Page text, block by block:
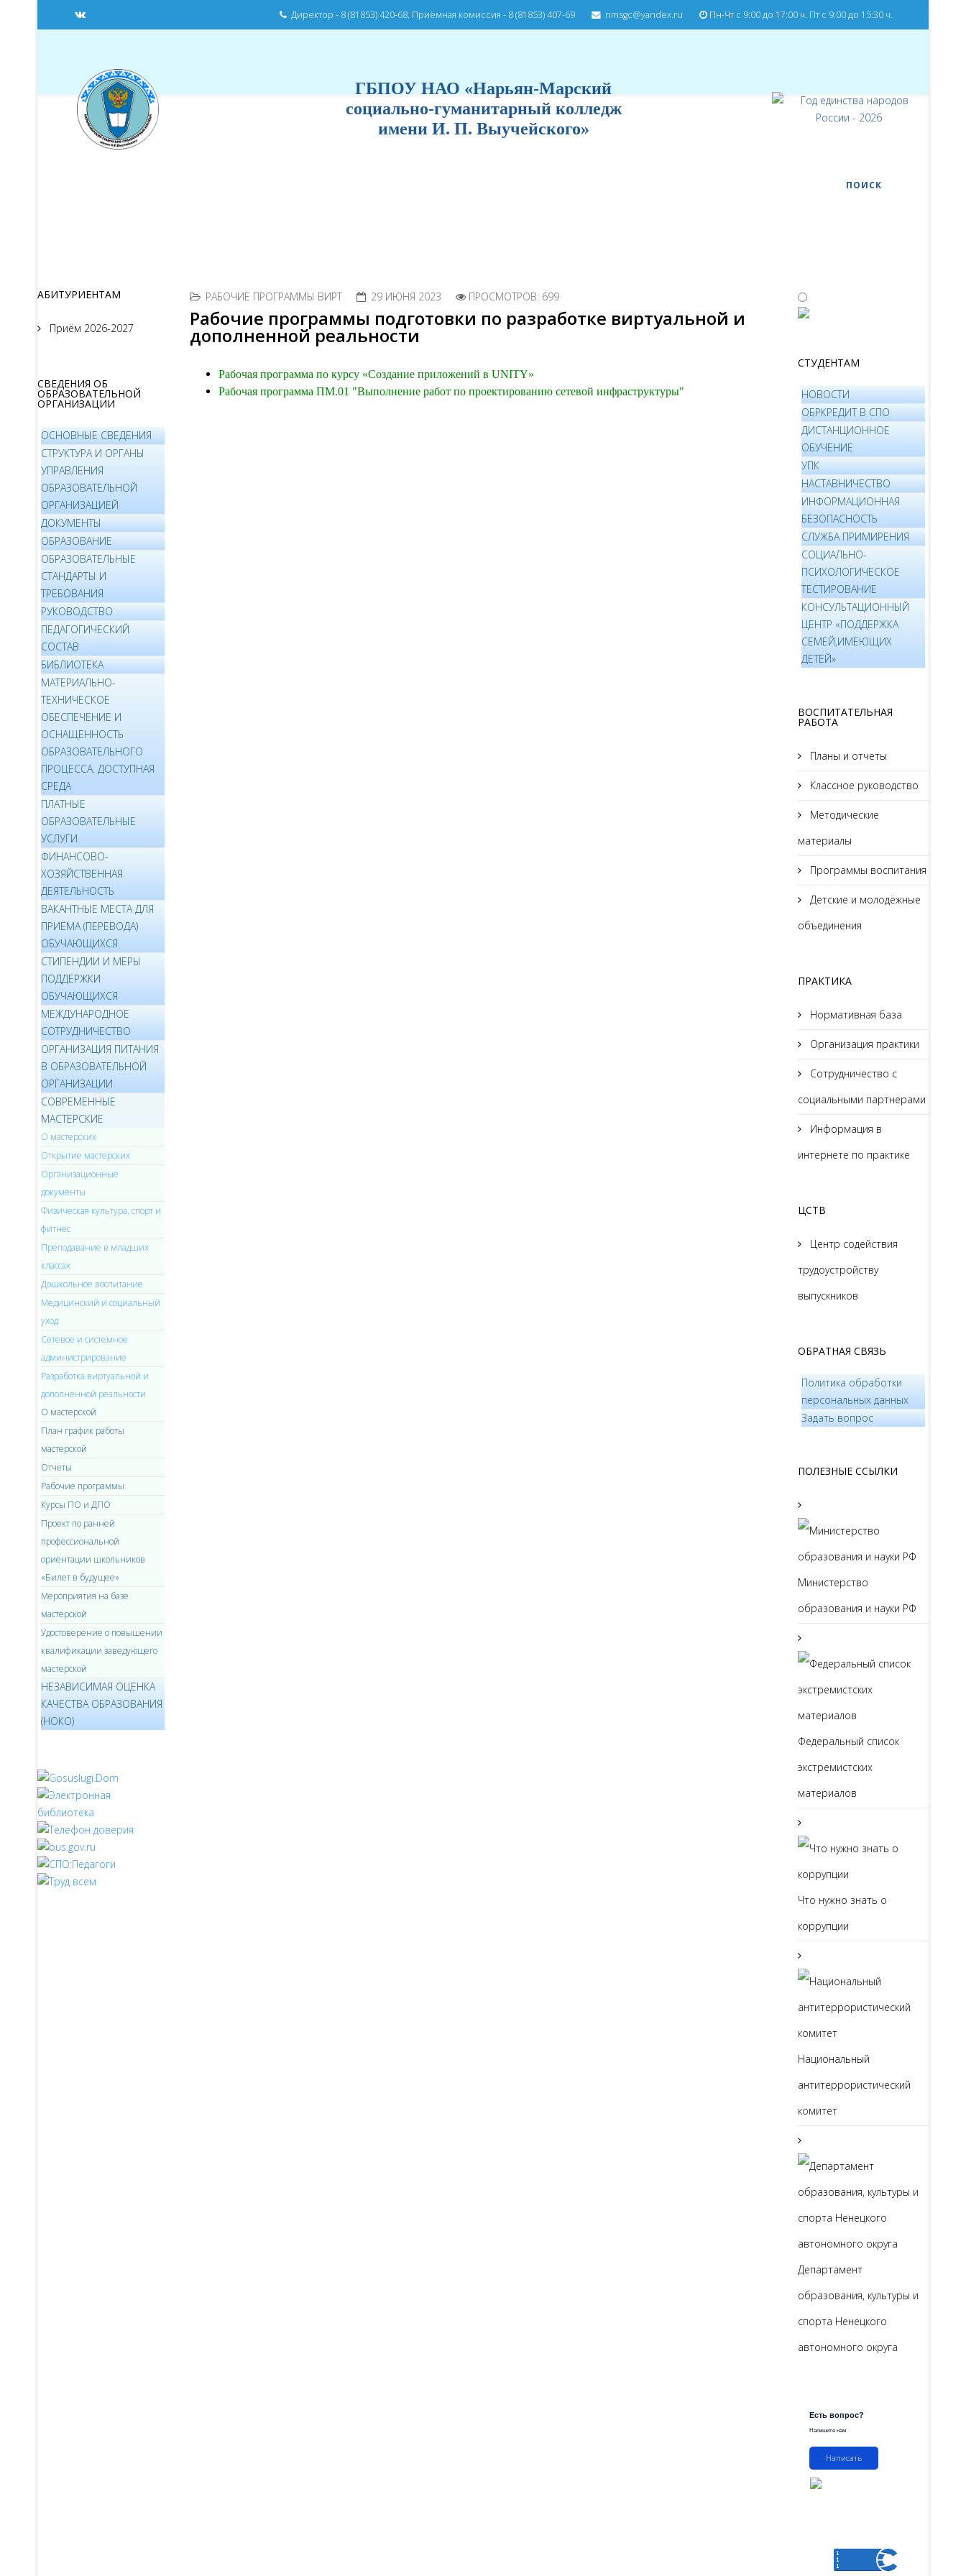
Директор - 8 (81853) 420-68. Приёмная комиссия - 8 (81853) 407-69 nmsgc@yandex.ru Пн-Чт с 9:00 до 17:00 ч. Пт с 9:00 до 15:30 ч.
ГБПОУ НАО «Нарьян-Марский
социально-гуманитарный колледж
имени И. П. Выучейского»
ПОИСК
АБИТУРИЕНТАМ
Приём 2026-2027
СВЕДЕНИЯ ОБ
ОБРАЗОВАТЕЛЬНОЙ
ОРГАНИЗАЦИИ
ОСНОВНЫЕ СВЕДЕНИЯ
СТРУКТУРА И ОРГАНЫ
УПРАВЛЕНИЯ
ОБРАЗОВАТЕЛЬНОЙ
ОРГАНИЗАЦИЕЙ
ДОКУМЕНТЫ
ОБРАЗОВАНИЕ
ОБРАЗОВАТЕЛЬНЫЕ
СТАНДАРТЫ И
ТРЕБОВАНИЯ
РУКОВОДСТВО
ПЕДАГОГИЧЕСКИЙ
СОСТАВ
БИБЛИОТЕКА
МАТЕРИАЛЬНО-
ТЕХНИЧЕСКОЕ
ОБЕСПЕЧЕНИЕ И
ОСНАЩЕННОСТЬ
ОБРАЗОВАТЕЛЬНОГО
ПРОЦЕССА. ДОСТУПНАЯ
СРЕДА
ПЛАТНЫЕ
ОБРАЗОВАТЕЛЬНЫЕ
УСЛУГИ
ФИНАНСОВО-
ХОЗЯЙСТВЕННАЯ
ДЕЯТЕЛЬНОСТЬ
ВАКАНТНЫЕ МЕСТА ДЛЯ
ПРИЁМА (ПЕРЕВОДА)
ОБУЧАЮЩИХСЯ
СТИПЕНДИИ И МЕРЫ
ПОДДЕРЖКИ
ОБУЧАЮЩИХСЯ
МЕЖДУНАРОДНОЕ
СОТРУДНИЧЕСТВО
ОРГАНИЗАЦИЯ ПИТАНИЯ
В ОБРАЗОВАТЕЛЬНОЙ
ОРГАНИЗАЦИИ
СОВРЕМЕННЫЕ
МАСТЕРСКИЕ
О мастерских
Открытие мастерских
Организационные
документы
Физическая культура, спорт и
фитнес
Преподавание в младших
классах
Дошкольное воспитание
Медицинский и социальный
уход
Cетевое и системное
администрирование
Разработка виртуальной и
дополненной реальности
О мастерской
План график работы
мастерской
Отчеты
Рабочие программы
Курсы ПО и ДПО
Проект по ранней
профессиональной
ориентации школьников
«Билет в будущее»
Мероприятия на базе
мастерской
Удостоверение о повышении
квалификации заведующего
мастерской
НЕЗАВИСИМАЯ ОЦЕНКА
КАЧЕСТВА ОБРАЗОВАНИЯ
(НОКО)
РАБОЧИЕ ПРОГРАММЫ ВИРТ 29 ИЮНЯ 2023 ПРОСМОТРОВ: 699
Рабочие программы подготовки по разработке виртуальной и
дополненной реальности
Рабочая программа по курсу «Создание приложений в UNITY»
Рабочая программа ПМ.01 "Выполнение работ по проектированию сетевой инфраструктуры"
СТУДЕНТАМ
НОВОСТИ
ОБРКРЕДИТ В СПО
ДИСТАНЦИОННОЕ
ОБУЧЕНИЕ
УПК
НАСТАВНИЧЕСТВО
ИНФОРМАЦИОННАЯ
БЕЗОПАСНОСТЬ
СЛУЖБА ПРИМИРЕНИЯ
СОЦИАЛЬНО-
ПСИХОЛОГИЧЕСКОЕ
ТЕСТИРОВАНИЕ
КОНСУЛЬТАЦИОННЫЙ
ЦЕНТР «ПОДДЕРЖКА
СЕМЕЙ,ИМЕЮЩИХ
ДЕТЕЙ»
ВОСПИТАТЕЛЬНАЯ
РАБОТА
Планы и отчеты
Классное руководство
Методические
материалы
Программы воспитания
Детские и молодёжные
объединения
ПРАКТИКА
Нормативная база
Организация практики
Сотрудничество с
социальными партнерами
Информация в
интернете по практике
ЦСТВ
Центр содействия
трудоустройству
выпускников
ОБРАТНАЯ СВЯЗЬ
Политика обработки
персональных данных
­Задать вопрос
ПОЛЕЗНЫЕ ССЫЛКИ
Министерство
образования и науки РФ
Федеральный список
экстремистских
материалов
Что нужно знать о
коррупции
Национальный
антитеррористический
комитет
Департамент
образования, культуры и
спорта Ненецкого
автономного округа
Есть вопрос?
Напишите нам
Написать